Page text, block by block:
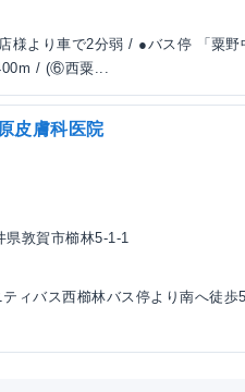
様より車で2分弱 / ●バス停 「粟野
/ (⑥西粟...
皮膚科医院
県敦賀市櫛林5-1-1
ィバス西櫛林バス停より南へ徒歩